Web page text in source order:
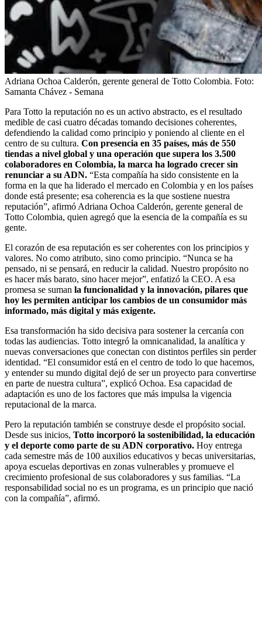
Adriana Ochoa Calderón, gerente general de Totto Colombia. Foto:
Samanta Chávez - Semana
Para Totto la reputación no es un activo abstracto, es el resultado
medible de casi cuatro décadas tomando decisiones coherentes,
defendiendo la calidad como principio y poniendo al cliente en el
centro de su cultura. Con presencia en 35 países, más de 550
tiendas a nivel global y una operación que supera los 3.500
colaboradores en Colombia, la marca ha logrado crecer sin
renunciar a su ADN. “Esta compañía ha sido consistente en la
forma en la que ha liderado el mercado en Colombia y en los países
donde está presente; esa coherencia es la que sostiene nuestra
reputación”, afirmó Adriana Ochoa Calderón, gerente general de
Totto Colombia, quien agregó que la esencia de la compañía es su
gente.
El corazón de esa reputación es ser coherentes con los principios y
valores. No como atributo, sino como principio. “Nunca se ha
pensado, ni se pensará, en reducir la calidad. Nuestro propósito no
es hacer más barato, sino hacer mejor”, enfatizó la CEO. A esa
promesa se suman la funcionalidad y la innovación, pilares que
hoy les permiten anticipar los cambios de un consumidor más
informado, más digital y más exigente.
Esa transformación ha sido decisiva para sostener la cercanía con
todas las audiencias. Totto integró la omnicanalidad, la analítica y
nuevas conversaciones que conectan con distintos perfiles sin perder
identidad. “El consumidor está en el centro de todo lo que hacemos,
y entender su mundo digital dejó de ser un proyecto para convertirse
en parte de nuestra cultura”, explicó Ochoa. Esa capacidad de
adaptación es uno de los factores que más impulsa la vigencia
reputacional de la marca.
Pero la reputación también se construye desde el propósito social.
Desde sus inicios, Totto incorporó la sostenibilidad, la educación
y el deporte como parte de su ADN corporativo. Hoy entrega
cada semestre más de 100 auxilios educativos y becas universitarias,
apoya escuelas deportivas en zonas vulnerables y promueve el
crecimiento profesional de sus colaboradores y sus familias. “La
responsabilidad social no es un programa, es un principio que nació
con la compañía”, afirmó.